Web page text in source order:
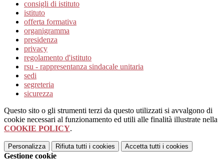
consigli di istituto
istituto
offerta formativa
organigramma
presidenza
privacy
regolamento d'istituto
rsu - rappresentanza sindacale unitaria
sedi
segreteria
sicurezza
Questo sito o gli strumenti terzi da questo utilizzati si avvalgono di
cookie necessari al funzionamento ed utili alle finalità illustrate nella
COOKIE POLICY.
Personalizza Rifiuta tutti i cookies Accetta tutti i cookies
Gestione cookie